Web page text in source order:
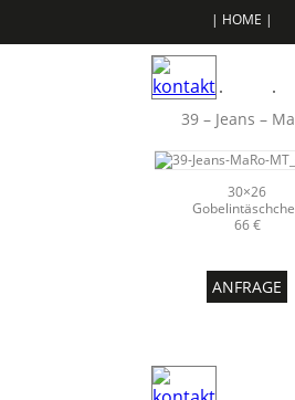
| HOME |
39 – Jeans –
30×26
66 €
ANFRAGE